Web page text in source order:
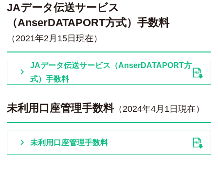
JAデータ伝送サービス
（AnserDATAPORT方式）手数料
（2021年2月15日現在）
JAデータ伝送サービス（AnserDATAPORT方
式）手数料
未利用口座管理手数料（2024年4月1日現在）
未利用口座管理手数料